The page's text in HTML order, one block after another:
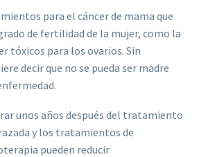
para el cáncer de mama que
de fertilidad de la mujer, como la
tóxicos para los ovarios. Sin
decir que no se pueda ser madre
unos años después del tratamiento
y los tratamientos de
pueden reducir